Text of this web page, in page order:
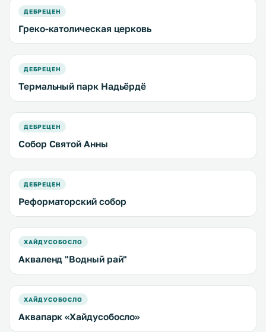
ДЕБРЕЦЕН
Греко-католическая церковь
ДЕБРЕЦЕН
Термальный парк Надьёрдё
ДЕБРЕЦЕН
Собор Святой Анны
ДЕБРЕЦЕН
Реформаторский собор
ХАЙДУСОБОСЛО
Акваленд "Водный рай"
ХАЙДУСОБОСЛО
Аквапарк «Хайдусобосло»